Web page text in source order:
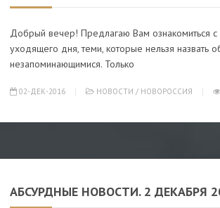
Добрый вечер! Предлагаю Вам ознакомиться
уходящего дня, теми, которые нельзя назвать
незапоминающимися. Только
02-ДЕК-2016 НОВОСТИ / НОВОРОССИЯ
АБСУРДНЫЕ НОВОСТИ. 2 ДЕКАБРЯ